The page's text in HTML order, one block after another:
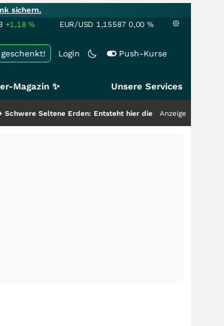
sichern.
+1,18% EUR/USD 1,15587 0,00 %
Login Push-Kurse
Magazin ✨ Unsere Services
Erden: Entsteht hier die nächste Milliardenstory?
Anzeige